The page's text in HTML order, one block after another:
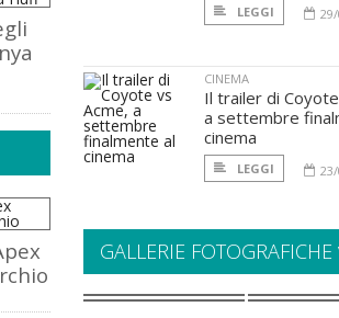
LEGGI
CINEMA
Il trailer di
a settembre
cinema
LEGGI
GALLERIE FOTOGRAFICHE